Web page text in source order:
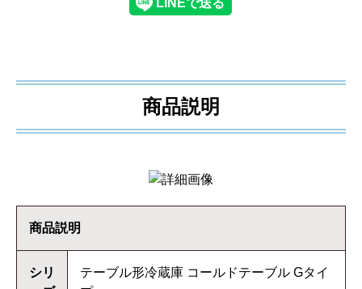
商品説明
商品説明
シリ
テーブル形冷蔵庫 コールドテーブル Gタイ